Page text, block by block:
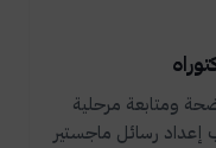
ومتابعة مرحلية
إعداد رسائل ماجستير